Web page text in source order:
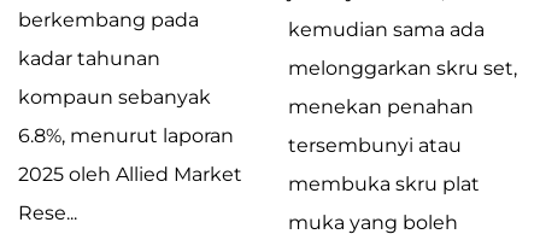
berkembang pada
kadar tahunan
kompaun sebanyak
6.8%, menurut laporan
2025 oleh Allied Market
Rese...
kemudian sama ada
melonggarkan skru set,
menekan penahan
tersembunyi atau
membuka skru plat
muka yang boleh